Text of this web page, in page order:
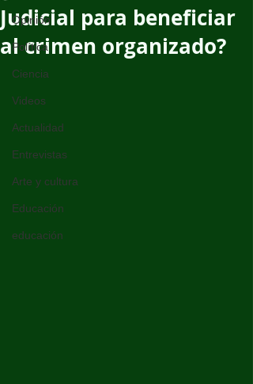
Opinión
Política
Ciencia
Videos
Actualidad
Entrevistas
Arte y cultura
Educación
educación
Judicial para beneficiar
al crimen organizado?